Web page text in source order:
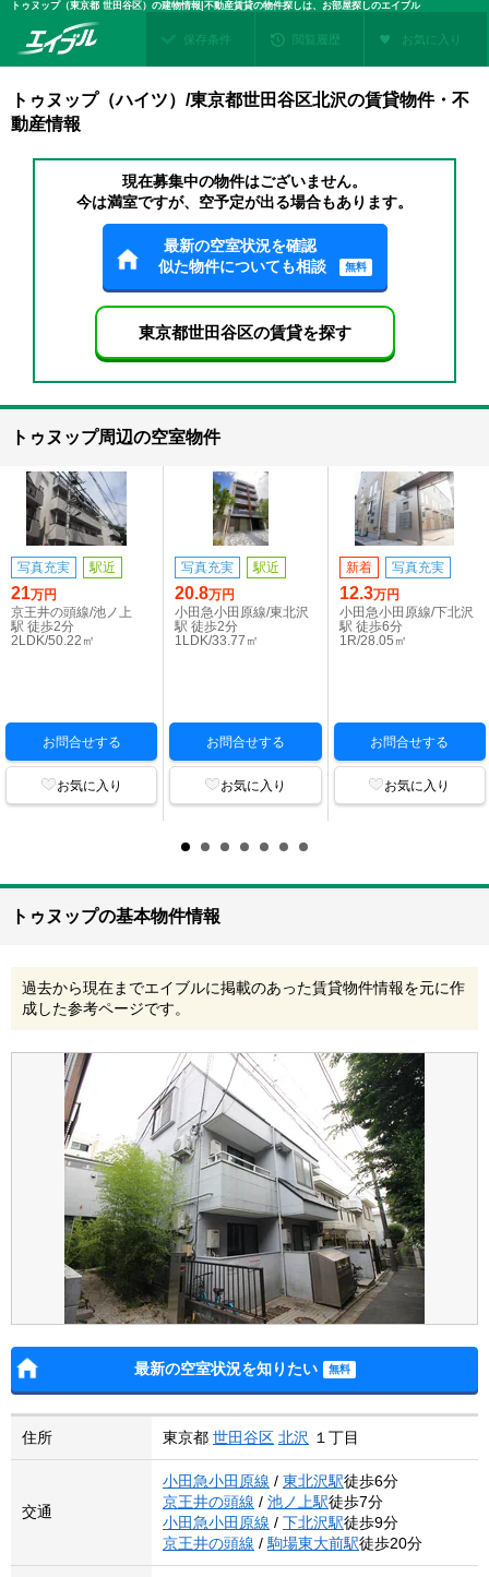
トゥヌップ（東京都 世田谷区）の建物情報|不動産賃貸の物件探しは、お部屋探しのエイブル
保存条件 閲覧履歴 お気に入り
トゥヌップ（ハイツ）/東京都世田谷区北沢の賃貸物件・不
動産情報
現在募集中の物件はございません。
今は満室ですが、空予定が出る場合もあります。
最新の空室状況を確認
似た物件についても相談
無料
東京都世田谷区の賃貸を探す
トゥヌップ周辺の空室物件
写真充実 駅近
21万円
京王井の頭線/池ノ上
駅 徒歩2分
2LDK/50.22㎡
お問合せする
お気に入り
写真充実 駅近
20.8万円
小田急小田原線/東北沢
駅 徒歩2分
1LDK/33.77㎡
お問合せする
お気に入り
新着 写真充実
12.3万円
小田急小田原線/下北沢
駅 徒歩6分
1R/28.05㎡
お問合せする
お気に入り
トゥヌップの基本物件情報
過去から現在までエイブルに掲載のあった賃貸物件情報を元に作
成した参考ページです。
最新の空室状況を知りたい
住所 東京都 世田谷区 北沢 １丁目
交通
小田急小田原線 / 東北沢駅徒歩6分
京王井の頭線 / 池ノ上駅徒歩7分
小田急小田原線 / 下北沢駅徒歩9分
京王井の頭線 / 駒場東大前駅徒歩20分